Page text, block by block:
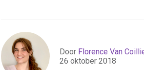
Door Florence Van
26 oktober 2018